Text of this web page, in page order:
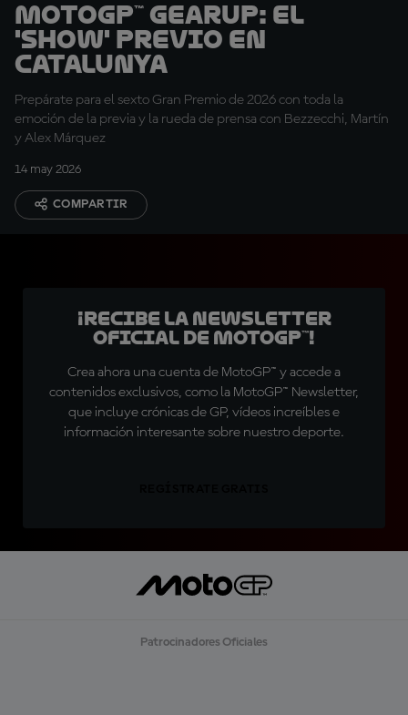
MotoGP™ GearUP: El
'show' previo en
Catalunya
Prepárate para el sexto Gran Premio de 2026 con toda la
emoción de la previa y la rueda de prensa con Bezzecchi, Martín
y Alex Márquez
14 may 2026
COMPARTIR
¡Recibe la Newsletter
oficial de MotoGP™!
Crea ahora una cuenta de MotoGP™ y accede a
contenidos exclusivos, como la MotoGP™ Newsletter,
que incluye crónicas de GP, vídeos increíbles e
información interesante sobre nuestro deporte.
Patrocinadores Oficiales